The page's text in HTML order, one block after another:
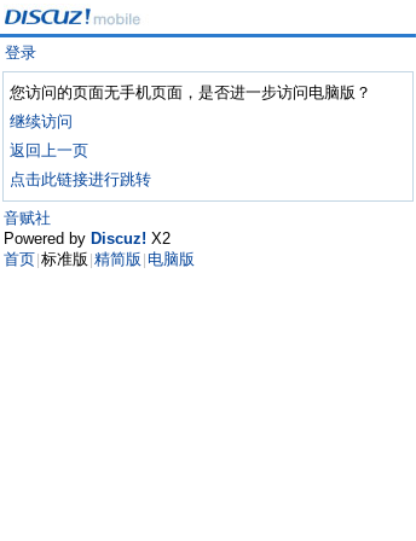
登录
您访问的页面无手机页面，是否进一步访问电脑版？
继续访问
返回上一页
点击此链接进行跳转
音赋社
Powered by Discuz! X2
首页 标准版 精简版 电脑版